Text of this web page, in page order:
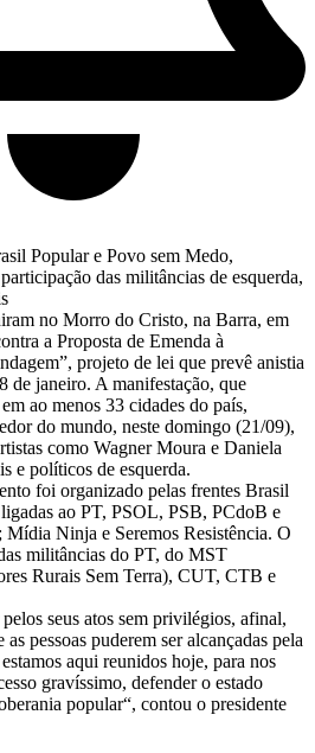
Popular e Povo sem Medo,
das militâncias de esquerda,
no Morro do Cristo, na Barra, em
a Proposta de Emenda à
projeto de lei que prevê anistia
de janeiro. A manifestação, que
ao menos 33 cidades do país,
do mundo, neste domingo (21/09),
como Wagner Moura e Daniela
e políticos de esquerda.
foi organizado pelas frentes Brasil
ao PT, PSOL, PSB, PCdoB e
Mídia Ninja e Seremos Resistência. O
militâncias do PT, do MST
Rurais Sem Terra), CUT, CTB e
seus atos sem privilégios, afinal,
pessoas puderem ser alcançadas pela
aqui reunidos hoje, para nos
gravíssimo, defender o estado
popular“, contou o presidente